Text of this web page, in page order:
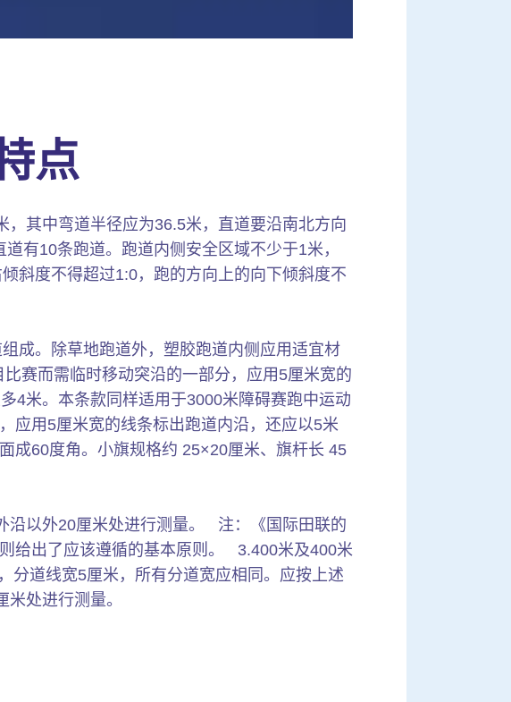
点
其中弯道半径应为36.5米，直道要沿南北方向
有10条跑道。跑道内侧安全区域不少于1米，
斜度不得超过1:0，跑的方向上的向下倾斜度不
成。除草地跑道外，塑胶跑道内侧应用适宜材
赛而需临时移动突沿的一部分，应用5厘米宽的
4米。本条款同样适用于3000米障碍赛跑中运动
应用5厘米宽的线条标出跑道内沿，还应以5米
成60度角。小旗规格约 25×20厘米、旗杆长 45
沿以外20厘米处进行测量。 注：《国际田联的
给出了应该遵循的基本原则。 3.400米及400米
分道线宽5厘米，所有分道宽应相同。应按上述
处进行测量。